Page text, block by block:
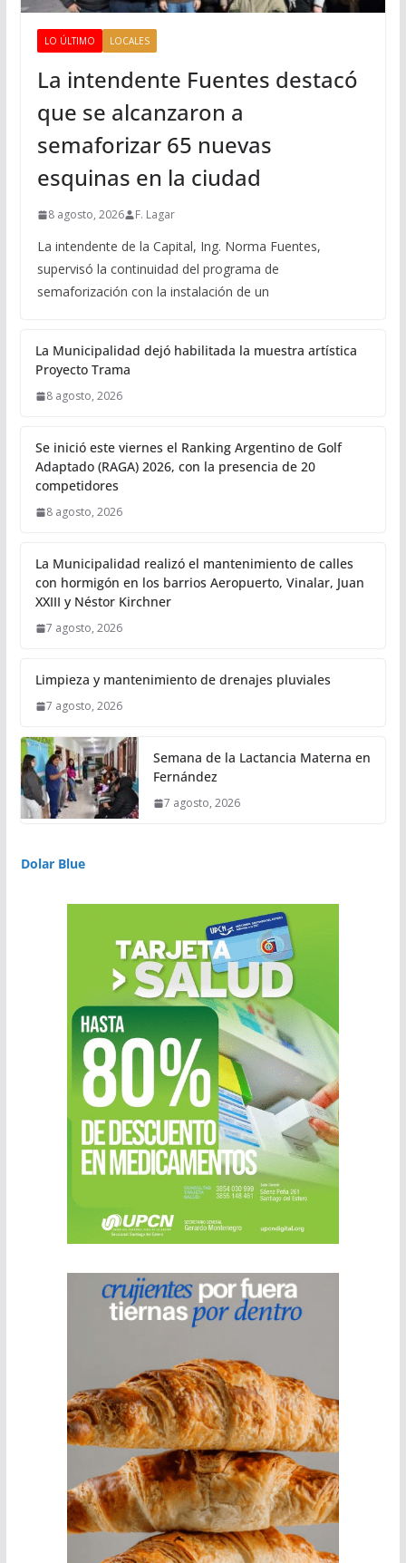
LO ÚLTIMO LOCALES
La intendente Fuentes destacó
que se alcanzaron a
semaforizar 65 nuevas
esquinas en la ciudad
8 agosto, 2026 F. Lagar
La intendente de la Capital, Ing. Norma Fuentes,
supervisó la continuidad del programa de
semaforización con la instalación de un
La Municipalidad dejó habilitada la muestra artística
Proyecto Trama
8 agosto, 2026
Se inició este viernes el Ranking Argentino de Golf
Adaptado (RAGA) 2026, con la presencia de 20
competidores
8 agosto, 2026
La Municipalidad realizó el mantenimiento de calles
con hormigón en los barrios Aeropuerto, Vinalar, Juan
XXIII y Néstor Kirchner
7 agosto, 2026
Limpieza y mantenimiento de drenajes pluviales
7 agosto, 2026
Semana de la Lactancia Materna en
Fernández
7 agosto, 2026
Dolar Blue